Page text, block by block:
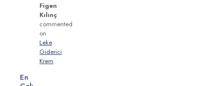
Figen
Kılınç
commented
on
Leke
Giderici
Krem
En